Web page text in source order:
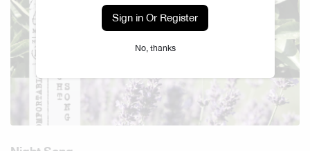
Sign in Or Register
No, thanks